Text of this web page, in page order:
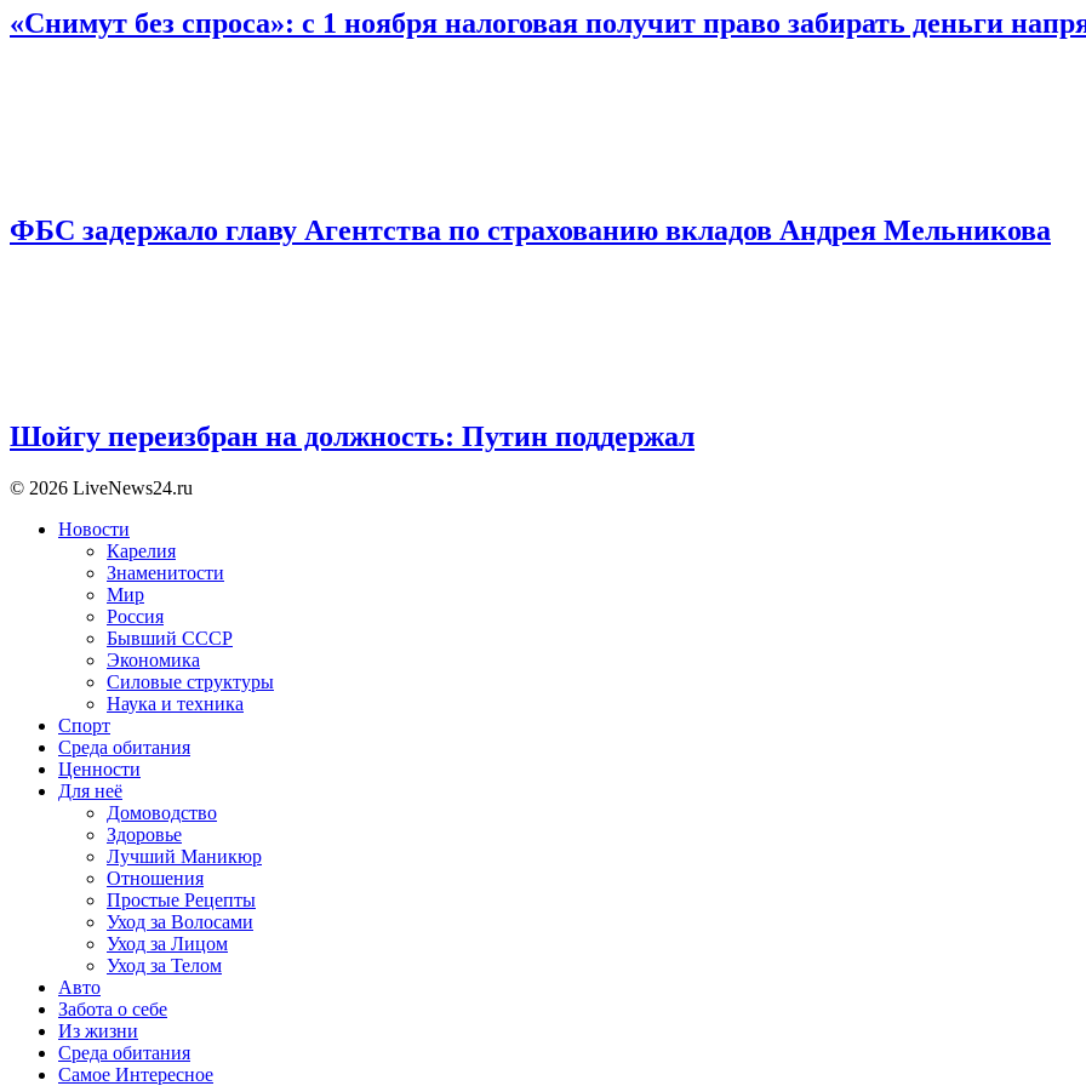
«Снимут без спроса»: с 1 ноября налоговая получит право забирать деньги
ФБС задержало главу Агентства по страхованию вкладов Андрея Мельникова
Шойгу переизбран на должность: Путин поддержал
© 2026 LiveNews24.ru
Новости
Карелия
Знаменитости
Мир
Россия
Бывший СССР
Экономика
Силовые структуры
Наука и техника
Спорт
Среда обитания
Ценности
Для неё
Домоводство
Здоровье
Лучший Маникюр
Отношения
Простые Рецепты
Уход за Волосами
Уход за Лицом
Уход за Телом
Авто
Забота о себе
Из жизни
Среда обитания
Самое Интересное